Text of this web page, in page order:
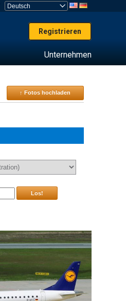
Registrieren
Unternehmen
↑ Fotos hochladen
Los!